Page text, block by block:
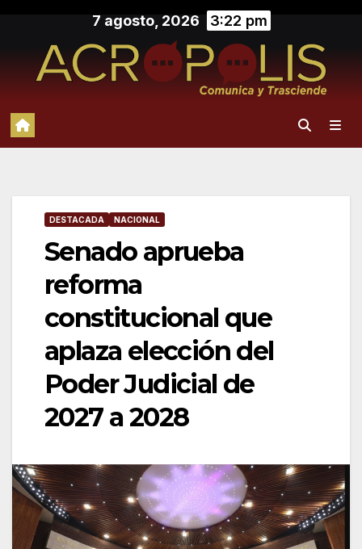
contenido
7 agosto, 2026 3:22 pm
DESTACADA NACIONAL
Senado aprueba
reforma
constitucional que
aplaza elección del
Poder Judicial de
2027 a 2028